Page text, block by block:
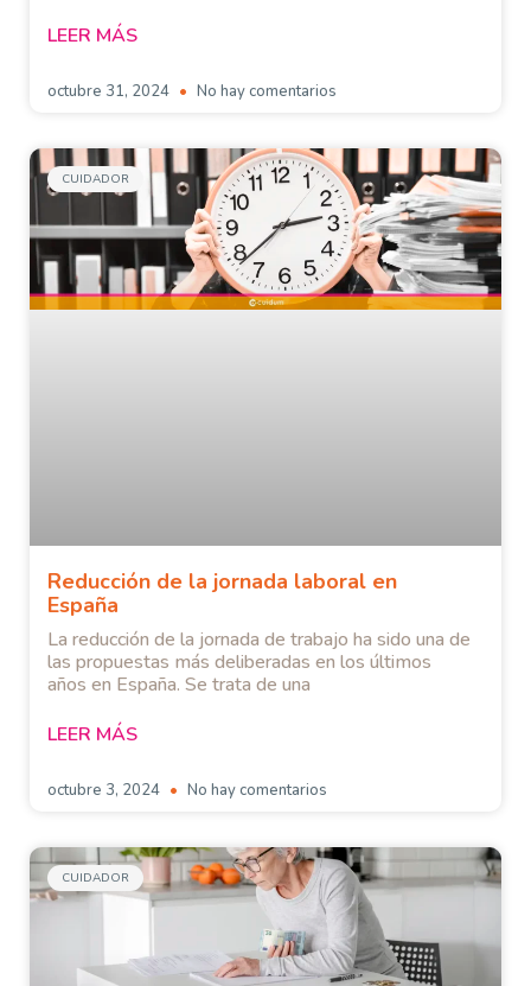
LEER MÁS
octubre 31, 2024 No hay comentarios
CUIDADOR
Reducción de la jornada laboral en
España
La reducción de la jornada de trabajo ha sido una de
las propuestas más deliberadas en los últimos
años en España. Se trata de una
LEER MÁS
octubre 3, 2024 No hay comentarios
CUIDADOR